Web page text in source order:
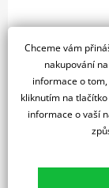
Chceme vám
nakupování
informace o
kliknutím na
informace o vaší